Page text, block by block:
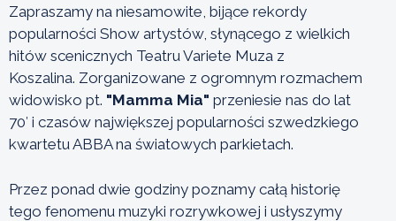
Zapraszamy na niesamowite, bijące rekordy
popularności Show artystów, słynącego z wielkich
hitów scenicznych Teatru Variete Muza z
Koszalina. Zorganizowane z ogromnym rozmachem
widowisko pt. "Mamma Mia" przeniesie nas do lat
70′ i czasów największej popularności szwedzkiego
kwartetu ABBA na światowych parkietach.
Przez ponad dwie godziny poznamy całą historię
tego fenomenu muzyki rozrywkowej i usłyszymy